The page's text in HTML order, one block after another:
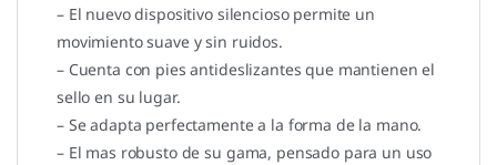
– El nuevo dispositivo silencioso permite un
movimiento suave y sin ruidos.
– Cuenta con pies antideslizantes que mantienen el
sello en su lugar.
– Se adapta perfectamente a la forma de la mano.
– El mas robusto de su gama, pensado para un uso